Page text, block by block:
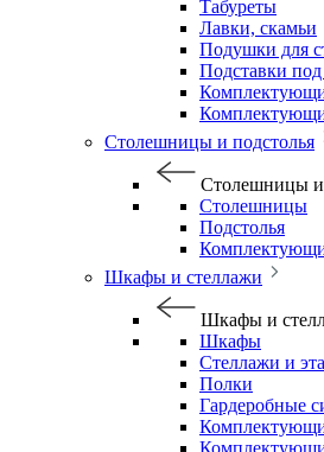
Табуреты
Лавки, скамьи
Подушки для
Подставки
Столешницы и подстолья
Столешницы и
Столешницы
Подстолья
Шкафы и стеллажи
Шкафы и
Шкафы
Стеллажи и
Полки
Гардеробные